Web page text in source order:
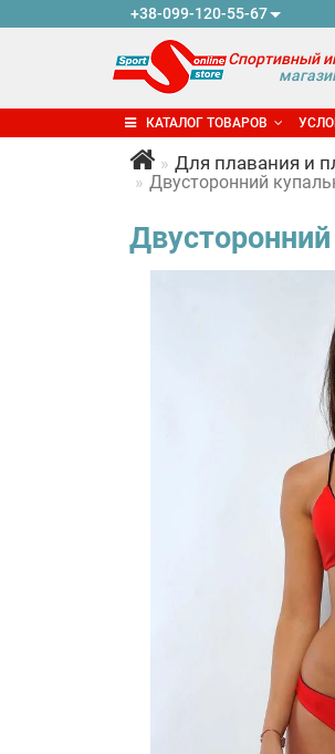
+38-099-120-55-67
Спортивный
КАТАЛОГ ТОВАРОВ
Для плавания и
Двусторонний